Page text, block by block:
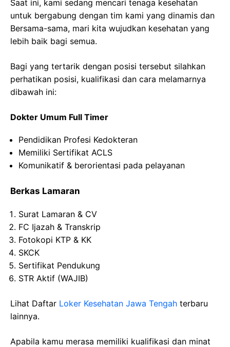
Saat ini, kami sedang mencari tenaga kesehatan
untuk bergabung dengan tim kami yang dinamis dan
Bersama-sama, mari kita wujudkan kesehatan yang
lebih baik bagi semua.
Bagi yang tertarik dengan posisi tersebut silahkan
perhatikan posisi, kualifikasi dan cara melamarnya
dibawah ini:
Dokter Umum Full Timer
Pendidikan Profesi Kedokteran
Memiliki Sertifikat ACLS
Komunikatif & berorientasi pada pelayanan
Berkas Lamaran
Surat Lamaran & CV
FC Ijazah & Transkrip
Fotokopi KTP & KK
SKCK
Sertifikat Pendukung
STR Aktif (WAJIB)
Lihat Daftar Loker Kesehatan Jawa Tengah terbaru
lainnya.
Apabila kamu merasa memiliki kualifikasi dan minat